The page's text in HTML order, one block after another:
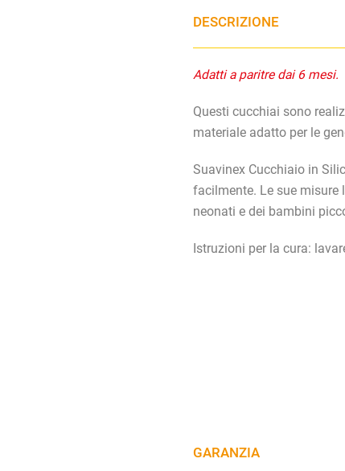
DESCRIZIONE
Adatti a paritre dai 6 mesi.
Questi cucchiai sono
materiale adatto per le
Suavinex Cucchiaio in
facilmente. Le sue misure
neonati e dei bambini
Istruzioni per la cura:
GARANZIA